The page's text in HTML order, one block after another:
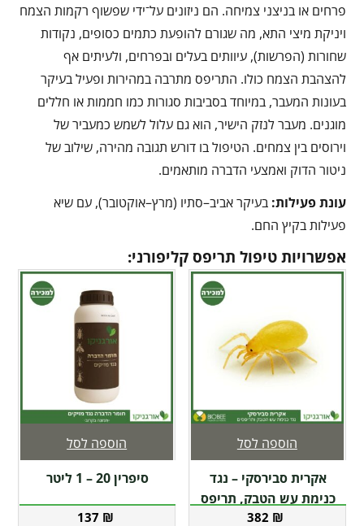
פרחים או בניצני צמיחה. הם ניזונים על־ידי שפשוף רקמות הצמח
ויניקת מיצי התא, מה שגורם להופעת כתמים כסופים, נקודות
שחורות (הפרשות), עיוותים בעלים ובפרחים, ולעיתים אף
להצהבת הצמח כולו. התריפס מתרבה במהירות ופעיל בעיקר
בעונות המעבר, במיוחד בסביבות סגורות כמו חממות או חללים
מוגנים. מעבר לנזק הישיר, הוא גם עלול לשמש כמעביר של
וירוסים בין צמחים. הטיפול בו דורש תגובה מהירה, שילוב של
ניטור הדוק ואמצעי הדברה מותאמים.
עונת פעילות: בעיקר אביב–סתיו (מרץ–אוקטובר), עם שיא
פעילות בקיץ החם.
אפשרויות טיפול תריפס קליפורני:
אקרית סבירסקי – נגד
כנימת עש הטבק, תריפס
382 ₪
הוספה לסל
סיפרין 20 – 1 ליטר
137 ₪
הוספה לסל